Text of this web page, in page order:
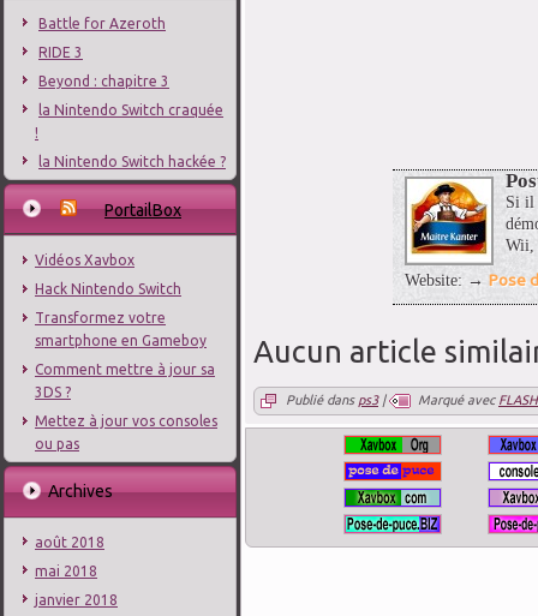
Battle for Azeroth
RIDE 3
Beyond : chapitre 3
la Nintendo Switch craquée
!
la Nintendo Switch hackée ?
PortailBox
Vidéos Xavbox
Hack Nintendo Switch
Transformez votre
smartphone en Gameboy
Comment mettre à jour sa
3DS ?
Mettez à jour vos consoles
ou pas
Archives
août 2018
mai 2018
janvier 2018
Si il
Wii,
Website: → Pose
Aucun article
Publié dans ps3| Marqué avec FLASH